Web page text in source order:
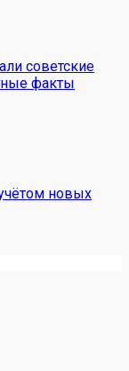
советские
факты
новых